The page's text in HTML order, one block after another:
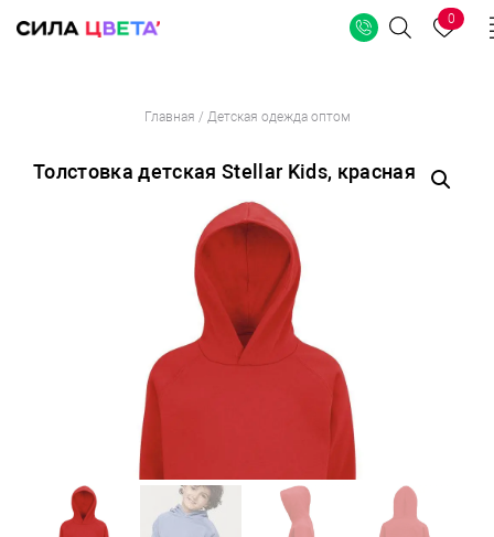
содержимому
Поиск
0
Главная / Детская одежда оптом
Толстовка детская Stellar Kids, красная